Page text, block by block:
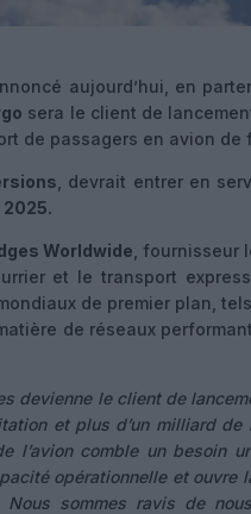
aujourd’hui, en
sera le client de
de passagers en avion de
, devrait entrer en
Worldwide , fournisseur
et le transport
de premier plan, tels
de réseaux
devienne le client de
et plus d’un milliard
l’avion comble un besoin
opérationnelle et ouvre
sommes ravis de